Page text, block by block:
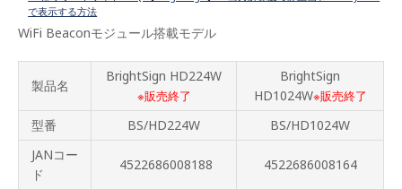
で表示する方法
WiFi Beaconモジュール搭載モデル
製品名
BrightSign HD224W
※販売終了
BrightSign
HD1024W※販売終了
型番 BS/HD224W
BS/HD1024W
JANコー
ド
4522686008188 4522686008164